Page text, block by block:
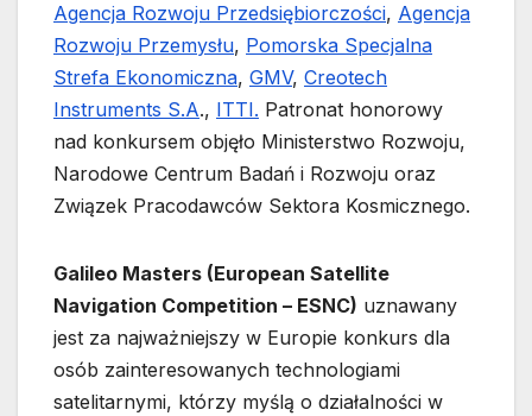
Agencja Rozwoju Przedsiębiorczości, Agencja
Rozwoju Przemysłu, Pomorska Specjalna
Strefa Ekonomiczna, GMV, Creotech
Instruments S.A., ITTI. Patronat honorowy
nad konkursem objęło Ministerstwo Rozwoju,
Narodowe Centrum Badań i Rozwoju oraz
Związek Pracodawców Sektora Kosmicznego.
Galileo Masters (European Satellite
Navigation Competition – ESNC) uznawany
jest za najważniejszy w Europie konkurs dla
osób zainteresowanych technologiami
satelitarnymi, którzy myślą o działalności w